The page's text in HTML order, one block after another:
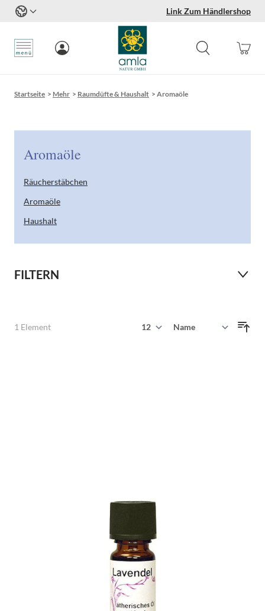
Link Zum Händlershop
Startseite > Mehr > Raumdüfte & Haushalt > Aromaöle
Aromaöle
Räucherstäbchen
Aromaöle
Haushalt
FILTERN
1 Element
Sortieren nach